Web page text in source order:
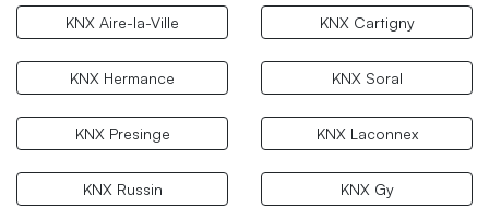
KNX Aire-la-Ville KNX Cartigny
KNX Hermance KNX Soral
KNX Presinge KNX Laconnex
KNX Russin KNX Gy